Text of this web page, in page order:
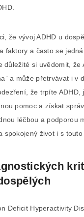
že vývoj ADHD u
faktory a často se
důležité si uvědomit, že
a může přetrvávat i v
že trpíte ADHD,
pomoc a získat
léčbou a podporou
spokojený život i s touto
Deficit Hyperactivity